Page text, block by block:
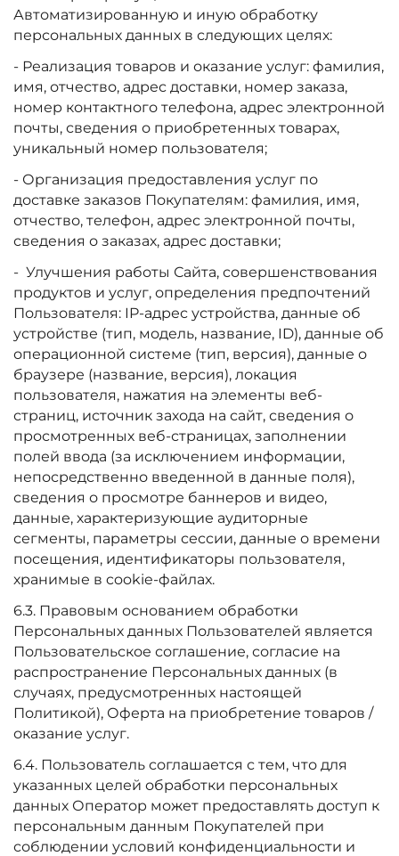
Автоматизированную и иную обработку
персональных данных в следующих целях:
- Реализация товаров и оказание услуг: фамилия,
имя, отчество, адрес доставки, номер заказа,
номер контактного телефона, адрес электронной
почты, сведения о приобретенных товарах,
уникальный номер пользователя;
- Организация предоставления услуг по
доставке заказов Покупателям: фамилия, имя,
отчество, телефон, адрес электронной почты,
сведения о заказах, адрес доставки;
- Улучшения работы Сайта, совершенствования
продуктов и услуг, определения предпочтений
Пользователя: IP-адрес устройства, данные об
устройстве (тип, модель, название, ID), данные об
операционной системе (тип, версия), данные о
браузере (название, версия), локация
пользователя, нажатия на элементы веб-
страниц, источник захода на сайт, сведения о
просмотренных веб-страницах, заполнении
полей ввода (за исключением информации,
непосредственно введенной в данные поля),
сведения о просмотре баннеров и видео,
данные, характеризующие аудиторные
сегменты, параметры сессии, данные о времени
посещения, идентификаторы пользователя,
хранимые в cookie-файлах.
6.3. Правовым основанием обработки
Персональных данных Пользователей является
Пользовательское соглашение, согласие на
распространение Персональных данных (в
случаях, предусмотренных настоящей
Политикой), Оферта на приобретение товаров /
оказание услуг.
6.4. Пользователь соглашается с тем, что для
указанных целей обработки персональных
данных Оператор может предоставлять доступ к
персональным данным Покупателей при
соблюдении условий конфиденциальности и